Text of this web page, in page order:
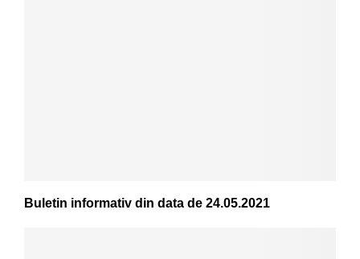
Buletin informativ din data de 24.05.2021